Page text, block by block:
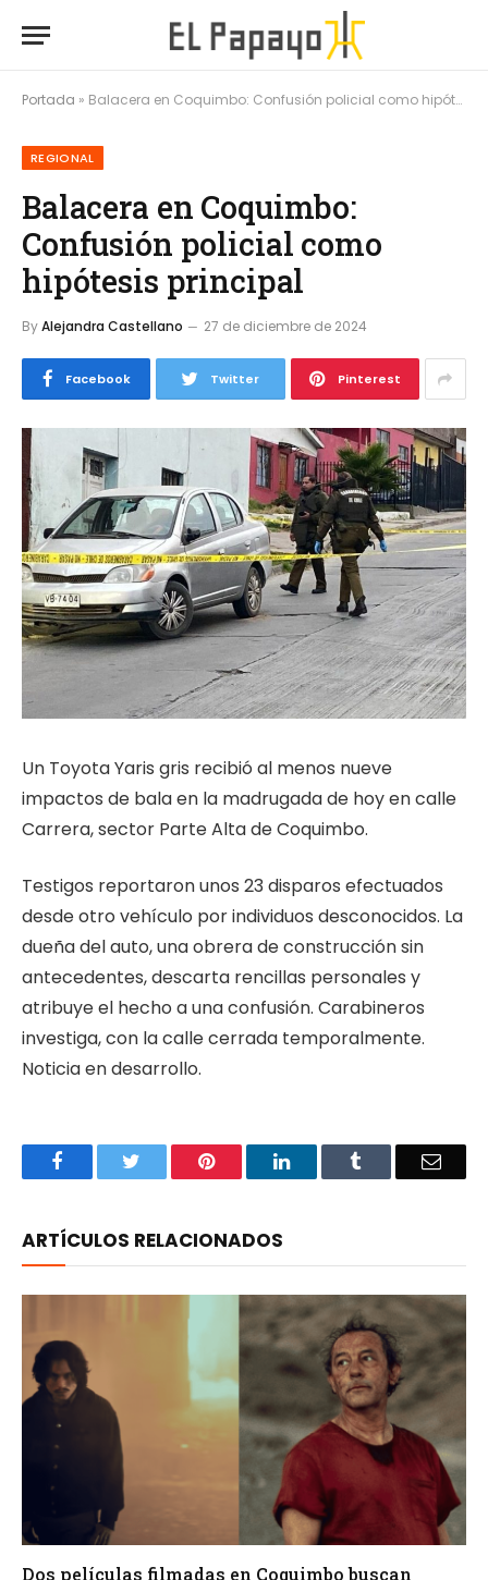
Portada » Balacera en Coquimbo: Confusión policial como hipótesis principal
REGIONAL
Balacera en Coquimbo:
Confusión policial como
hipótesis principal
ByAlejandra Castellano 27 de diciembre de 2024
Facebook Twitter Pinterest
Un Toyota Yaris gris recibió al menos nueve
impactos de bala en la madrugada de hoy en calle
Carrera, sector Parte Alta de Coquimbo.
Testigos reportaron unos 23 disparos efectuados
desde otro vehículo por individuos desconocidos. La
dueña del auto, una obrera de construcción sin
antecedentes, descarta rencillas personales y
atribuye el hecho a una confusión. Carabineros
investiga, con la calle cerrada temporalmente.
Noticia en desarrollo.
Facebook Pinterest LinkedIn Email
ARTÍCULOS RELACIONADOS
Dos películas filmadas en Coquimbo buscan